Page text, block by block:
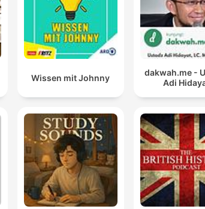
Wissen mit Johnny
dakwah.me -
Adi